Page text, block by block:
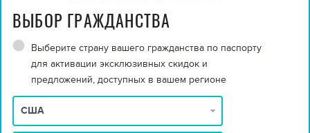
Gym
Tennis
Swimming pool
Yoga
Wedding
Показать больше
Varu By Atmosphere ПОСМОТРЕТЬ НА КАРТЕ
ВЫБОР ГРАЖДАНСТВА
Выберите страну вашего гражданства по паспорту
для активации эксклюзивных скидок и
предложений, доступных в вашем регионе